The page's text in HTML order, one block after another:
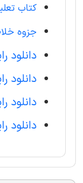
کتاب
جزوه
دانلود
دانلود
دانلود
دانلود